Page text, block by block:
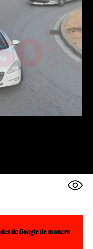
de Google de manera